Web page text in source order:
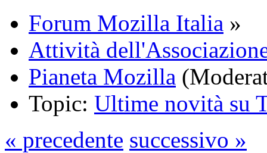
Forum Mozilla Italia »
Attività
Pianeta Mozilla
Topic: Ultime novità su
« precedente successivo »